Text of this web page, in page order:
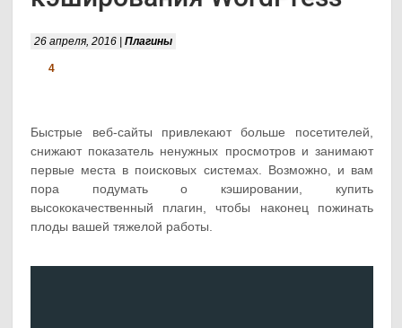
26 апреля, 2016 |Плагины
4
Быстрые веб-сайты привлекают больше посетителей,
снижают показатель ненужных просмотров и занимают
первые места в поисковых системах. Возможно, и вам
пора подумать о кэшировании, купить
высококачественный плагин, чтобы наконец пожинать
плоды вашей тяжелой работы.